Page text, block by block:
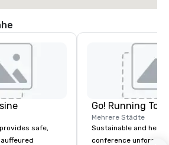
safe,
Go! Running
Mehrere Städte
Sustainable and
conference